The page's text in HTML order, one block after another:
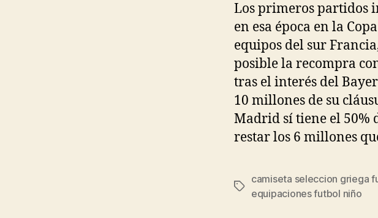
Los primeros partidos
en esa época en la
equipos del sur
posible la recompra
tras el interés del
10 millones de su
Madrid sí tiene el 50%
restar los 6 millones
Etiquetas
camiseta seleccion griega
equipaciones futbol niño